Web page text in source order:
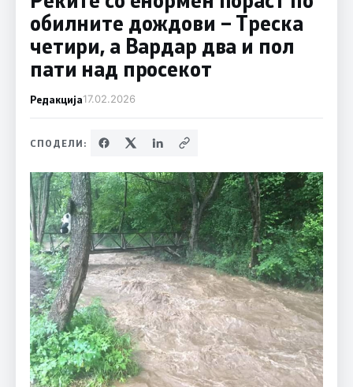
обилните дождови – Треска
четири, а Вардар два и пол
пати над просекот
Редакција17.02.2026
СПОДЕЛИ: